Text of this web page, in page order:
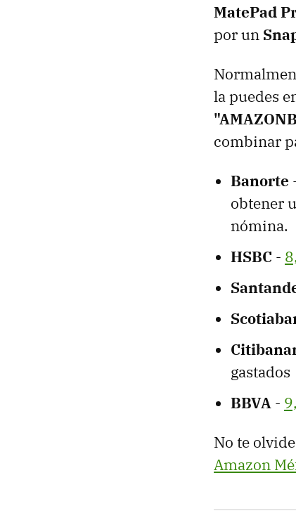
MatePad
por un
la puedes
combinar
Banorte
obtener
nómina.
HSBC -
gastados
BBVA -
No te
Amazon